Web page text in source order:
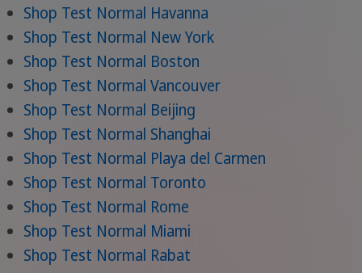
Shop Test Normal Havanna
Shop Test Normal New York
Shop Test Normal Boston
Shop Test Normal Vancouver
Shop Test Normal Beijing
Shop Test Normal Shanghai
Shop Test Normal Playa del Carmen
Shop Test Normal Toronto
Shop Test Normal Rome
Shop Test Normal Miami
Shop Test Normal Rabat